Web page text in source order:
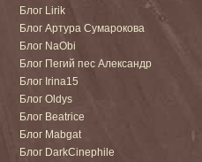
Блог Lirik
Блог Артура Сумарокова
Блог NaObi
Блог Пегий пес Александр
Блог Irina15
Блог Oldys
Блог Beatrice
Блог Mabgat
Блог DarkCinephile